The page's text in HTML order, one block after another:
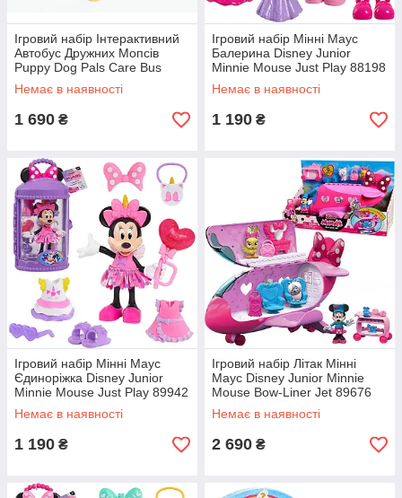
Ігровий набір Інтерактивний
Автобус Дружних Мопсів
Puppy Dog Pals Care Bus
Немає в наявності
1 690 ₴
Ігровий набір Мінні Маус
Балерина Disney Junior
Minnie Mouse Just Play 88198
Немає в наявності
1 190 ₴
Ігровий набір Мінні Маус
Єдиноріжка Disney Junior
Minnie Mouse Just Play 89942
Немає в наявності
1 190 ₴
Ігровий набір Літак Мінні
Маус Disney Junior Minnie
Mouse Bow-Liner Jet 89676
Немає в наявності
2 690 ₴